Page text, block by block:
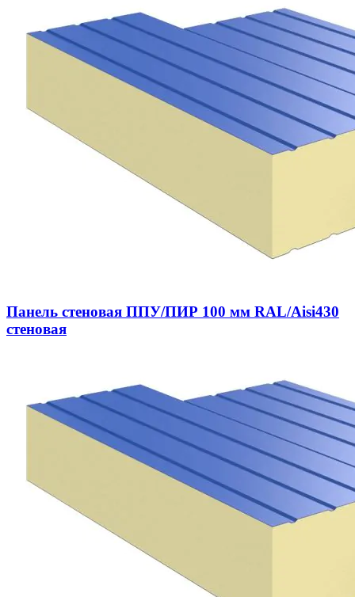
Панель стеновая ППУ/ПИР 100 мм RAL/Aisi430
стеновая